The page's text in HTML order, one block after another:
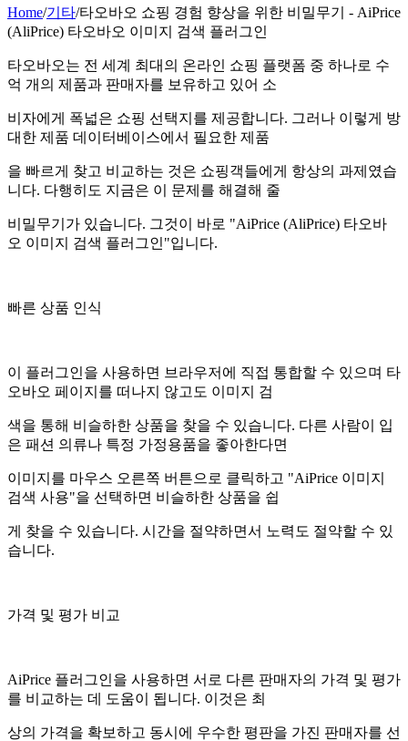
Home/기타/타오바오 쇼핑 경험 향상을 위한 비밀무기 - AiPrice
(AliPrice) 타오바오 이미지 검색 플러그인
타오바오는 전 세계 최대의 온라인 쇼핑 플랫폼 중 하나로 수
억 개의 제품과 판매자를 보유하고 있어 소
비자에게 폭넓은 쇼핑 선택지를 제공합니다. 그러나 이렇게 방
대한 제품 데이터베이스에서 필요한 제품
을 빠르게 찾고 비교하는 것은 쇼핑객들에게 항상의 과제였습
니다. 다행히도 지금은 이 문제를 해결해 줄
비밀무기가 있습니다. 그것이 바로 "AiPrice (AliPrice) 타오바
오 이미지 검색 플러그인"입니다.
빠른 상품 인식
이 플러그인을 사용하면 브라우저에 직접 통합할 수 있으며 타
오바오 페이지를 떠나지 않고도 이미지 검
색을 통해 비슬하한 상품을 찾을 수 있습니다. 다른 사람이 입
은 패션 의류나 특정 가정용품을 좋아한다면
이미지를 마우스 오른쪽 버튼으로 클릭하고 "AiPrice 이미지
검색 사용"을 선택하면 비슬하한 상품을 쉽
게 찾을 수 있습니다. 시간을 절약하면서 노력도 절약할 수 있
습니다.
가격 및 평가 비교
AiPrice 플러그인을 사용하면 서로 다른 판매자의 가격 및 평가
를 비교하는 데 도움이 됩니다. 이것은 최
상의 가격을 확보하고 동시에 우수한 평판을 가진 판매자를 선